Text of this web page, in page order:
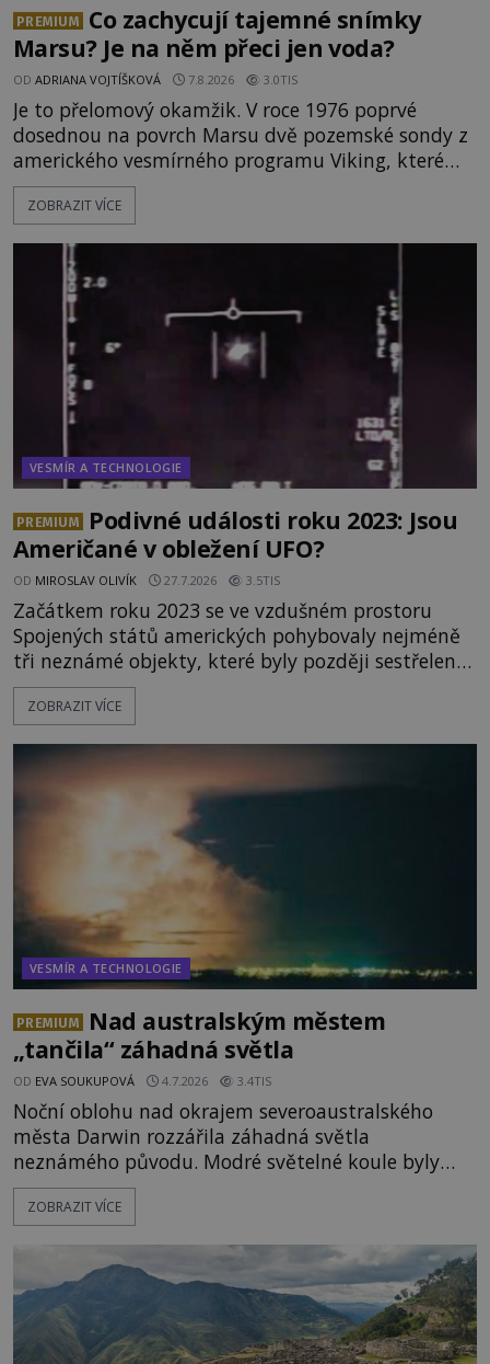
PREMIUM
Co zachycují tajemné snímky
Marsu? Je na něm přeci jen voda?
OD ADRIANA VOJTÍŠKOVÁ 7.8.2026 3.0TIS
Je to přelomový okamžik. V roce 1976 poprvé
dosednou na povrch Marsu dvě pozemské sondy z
amerického vesmírného programu Viking, které
jsou schopny pořídit fotografie záhadami
opředené rudé planety. Viking 1 zde zaznamená
zvané Cydonie totiž zachytí podivný útvar
připomínající lidskou tvář. NASA (Národní úřad
ZOBRAZIT VÍCE
VESMÍR A TECHNOLOGIE
PREMIUM
Podivné události roku 2023: Jsou
Američané v obležení UFO?
OD MIROSLAV OLIVÍK 27.7.2026 3.5TIS
Začátkem roku 2023 se ve vzdušném prostoru
Spojených států amerických pohybovaly nejméně
tři neznámé objekty, které byly později sestřeleny.
Do dnešních dnů nebyly trosky těchto létajících
těles objeveny. Je možné, že šlo o nějaké nové
mimozemského původu? Dne 4. února roku 2023
vydává
ZOBRAZIT VÍCE
VESMÍR A TECHNOLOGIE
PREMIUM
Nad australským městem
„tančila“ záhadná světla
OD EVA SOUKUPOVÁ 4.7.2026 3.4TIS
Noční oblohu nad okrajem severoaustralského
města Darwin rozzářila záhadná světla
neznámého původu. Modré světelné koule byly
viditelné nejméně dvacet minut, během nichž se
opakovaně objevovaly a zase mizely. Svědek, který
mohlo jít o návštěvu ze světa duchů. Záhadný
záznam okamžitě rozpoutal deb
ZOBRAZIT VÍCE